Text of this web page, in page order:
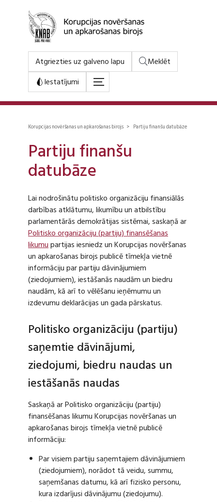
Atgriezties uz galveno lapu
Meklēt
Iestatījumi
Korupcijas novēršanas un apkarošanas birojs > Partiju finanšu datubāze
Partiju finanšu
datubāze
Lai nodrošinātu politisko organizāciju finansiālās
darbības atklātumu, likumību un atbilstību
parlamentārās demokrātijas sistēmai, saskaņā ar
Politisko organizāciju (partiju) finansēšanas
likumupartijas iesniedz un Korupcijas novēršanas
un apkarošanas birojs publicē tīmekļa vietnē
informāciju par partiju dāvinājumiem
(ziedojumiem), iestāšanās naudām un biedru
naudām, kā arī to vēlēšanu ieņēmumu un
izdevumu deklarācijas un gada pārskatus.
Politisko organizāciju (partiju)
saņemtie dāvinājumi,
ziedojumi, biedru naudas un
iestāšanās naudas
Saskaņā ar Politisko organizāciju (partiju)
finansēšanas likumu Korupcijas novēršanas un
apkarošanas birojs tīmekļa vietnē publicē
informāciju:
Par visiem partiju saņemtajiem dāvinājumiem
(ziedojumiem), norādot tā veidu, summu,
saņemšanas datumu, kā arī fizisko personu,
kura izdarījusi dāvinājumu (ziedojumu).